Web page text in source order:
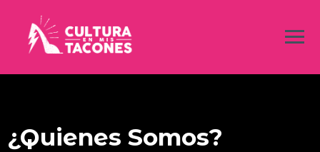
contenido
¿Quienes Somos?